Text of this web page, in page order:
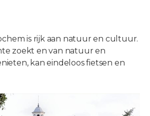
is rijk aan natuur en cultuur.
zoekt en van natuur en
kan eindeloos fietsen en